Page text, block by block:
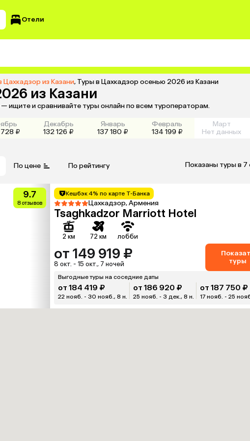
Отели
Цахкадзор из Казани, Туры в Цахкадзор осенью 2026 из Казани
из Казани
ищите и сравнивайте туры онлайн по всем туроператорам.
728 ₽
Декабрь
132 126 ₽
Январь
137 180 ₽
Февраль
134 199 ₽
Март
Нет данных
По цене По рейтингу Показаны туры в 7
9.7
8 отзывов
Кешбэк 4% по карте Т-Банка
Цахкадзор, Армения
Tsaghkadzor Marriott Hotel
2 км 72 км лобби
от 149 919 ₽
8 окт. - 15 окт., 7 ночей
туры
Выгодные туры на соседние даты
от 184 419 ₽
22 нояб. - 30 нояб., 8 н.
от 186 920 ₽
25 нояб. - 3 дек., 8 н.
от 187 750 ₽
17 нояб. - 25